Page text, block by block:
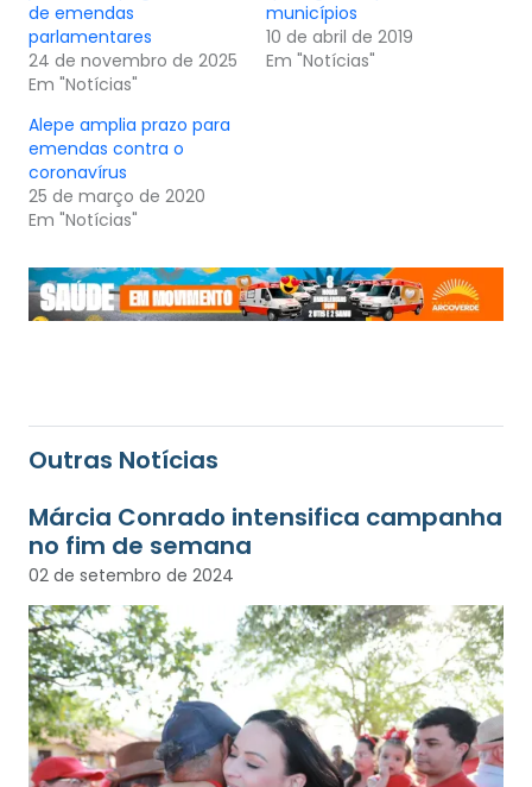
de emendas
parlamentares
24 de novembro de 2025
Em "Notícias"
municípios
10 de abril de 2019
Em "Notícias"
Alepe amplia prazo para
emendas contra o
coronavírus
25 de março de 2020
Em "Notícias"
Outras Notícias
Márcia Conrado intensifica campanha
no fim de semana
02 de setembro de 2024